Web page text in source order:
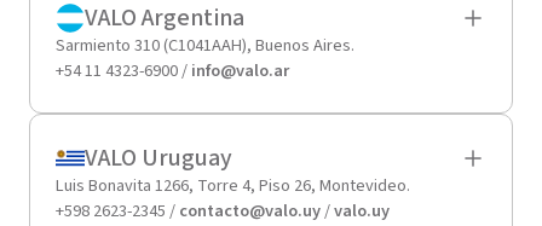
VALO Argentina
Sarmiento 310 (C1041AAH), Buenos Aires.
+54 11 4323-6900 /info@valo.ar
VALO Uruguay
Luis Bonavita 1266, Torre 4, Piso 26, Montevideo.
+598 2623-2345 /contacto@valo.uy/valo.uy